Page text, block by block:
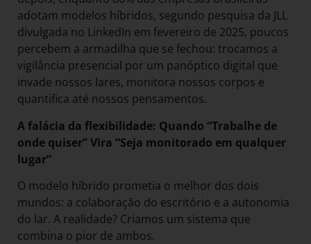
adotam modelos híbridos, segundo pesquisa da JLL
divulgada no LinkedIn em fevereiro de 2025, poucos
percebem a armadilha que se fechou: trocamos a
vigilância presencial por um panóptico digital que
invade nossos lares, monitora nossos corpos e
quantifica até nossos pensamentos.
A falácia da flexibilidade: Quando “Trabalhe de
onde quiser” Vira “Seja monitorado em qualquer
lugar”
O modelo híbrido prometia o melhor dos dois
mundos: a colaboração do escritório e a autonomia
do lar. A realidade? Criamos um sistema que
combina o pior de ambos.